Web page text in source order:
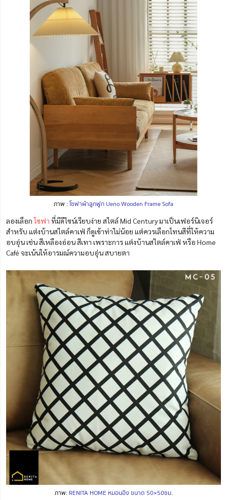
ภาพ :โซฟาผ้าลูกฟูก Ueno Wooden Frame Sofa
ลองเลือกโซฟา ที่มีดีไซน์เรียบง่าย สไตล์ Mid Century มาเป็นเฟอร์นิเจอร์
สำหรับ แต่งบ้านสไตล์คาเฟ่ ก็ดูเข้าท่าไม่น้อย แต่ควรเลือกโทนสีที่ให้ความ
อบอุ่น เช่น สีเหลืองอ่อน สีเทา เพราะการ แต่งบ้านสไตล์คาเฟ่ หรือ Home
Café จะเน้นให้อารมณ์ความอบอุ่น สบายตา
ภาพ: RENITA HOME หมอนอิง ขนาด 50×50ซม.